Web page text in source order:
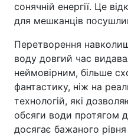
сонячній енергії. Це
для мешканців
Перетворення
воду довгий час
неймовірним, більше
фантастику, ніж на
технологій, які
обсяги води протягом
досягає бажаного